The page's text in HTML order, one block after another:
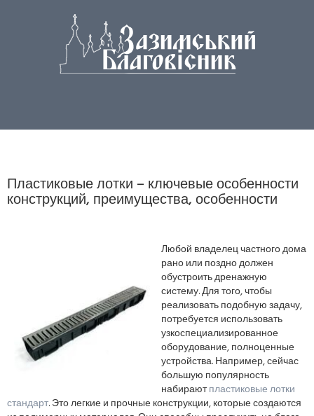
Пластиковые лотки – ключевые особенности
конструкций, преимущества, особенности
Любой владелец частного дома
рано или поздно должен
обустроить дренажную
систему. Для того, чтобы
реализовать подобную задачу,
потребуется использовать
узкоспециализированное
оборудование, полноценные
устройства. Например, сейчас
большую популярность
набираютпластиковые лотки
стандарт. Это легкие и прочные конструкции, которые создаются